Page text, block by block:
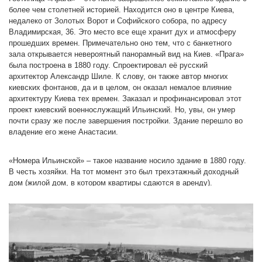
полстолетия, в последнее верится с большим
трудом, учитывая плотную застройку Киева.
Интересно, что открывшийся наВДНХресторан
получил название "Прага", став своеобразным
наследником знаменитого заведения Вондрака,
после всех переименований ставшего рестораном
"Мелодия".
София Киевская
более чем столетней историей. Находится оно в центре Киева,
недалеко от Золотых Ворот и Софийского собора, по адресу
Владимирская, 36. Это место все еще хранит дух и атмосферу
прошедших времен. Примечательно оно тем, что с банкетного
зала открывается невероятный панорамный вид на Киев. «Прага»
была построена в 1880 году. Спроектировал её русский
архитектор Александр Шиле. К слову, он также автор многих
киевских фонтанов, да и в целом, он оказал немалое влияние
архитектуру Киева тех времен. Заказал и профинансировал этот
проект киевский военнослужащий Ильинский. Но, увы, он умер
почти сразу же после завершения постройки. Здание перешло во
владение его жене Анастасии.
«Номера Ильинской» – такое название носило здание в 1880 году.
В честь хозяйки. На тот момент это был трехэтажный доходный
дом (жилой дом, в котором квартиры сдаются в аренду).
балконы, любоваться которыми можно было часами. В 1901 году
здание приобрел чешский общественный деятель и филолог
один последний седьмой этаж. Это была терраса, на которой